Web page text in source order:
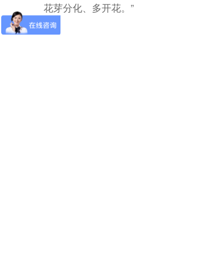
花芽分化、多开花。”